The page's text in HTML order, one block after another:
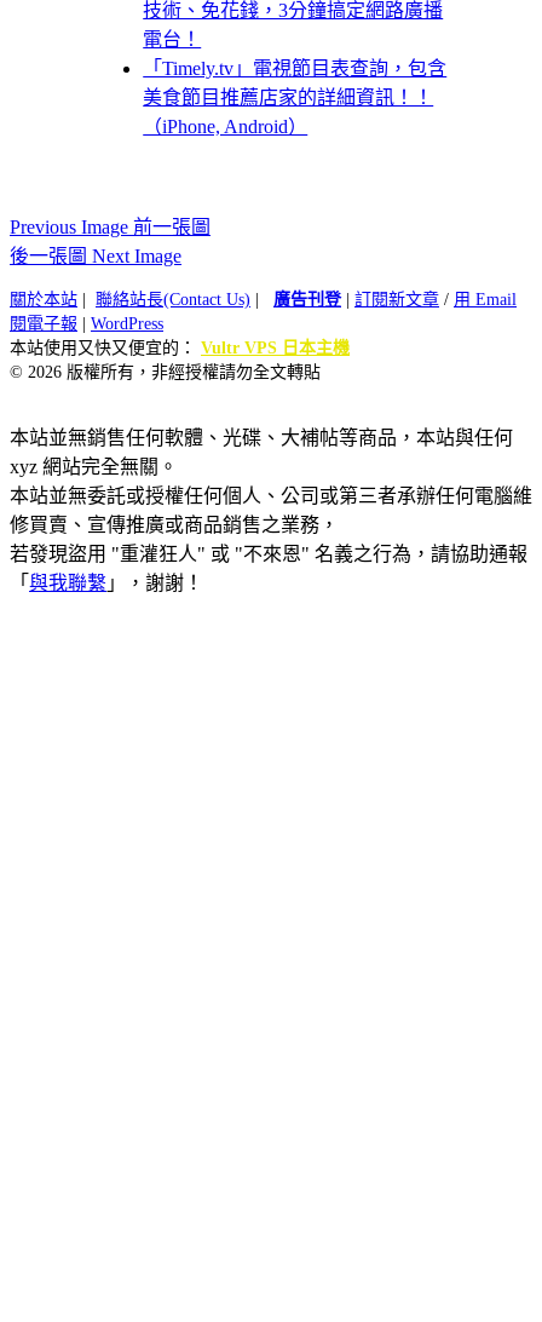
技術、免花錢，3分鐘搞定網路廣播
電台！
「Timely.tv」電視節目表查詢，包含
美食節目推薦店家的詳細資訊！！
（iPhone, Android）
Previous Image 前一張圖
後一張圖 Next Image
關於本站 聯絡站長(Contact Us) 廣告刊登| 訂閱新文章 / 用 Email
閱電子報
WordPress
本站使用又快又便宜的： Vultr VPS 日本主機
© 2026 版權所有，非經授權請勿全文轉貼
本站並無銷售任何軟體、光碟、大補帖等商品，本站與任何
xyz 網站完全無關。
本站並無委託或授權任何個人、公司或第三者承辦任何電腦維
修買賣、宣傳推廣或商品銷售之業務，
若發現盜用 "重灌狂人" 或 "不來恩" 名義之行為，請協助通報
「 與我聯繫 」，謝謝！